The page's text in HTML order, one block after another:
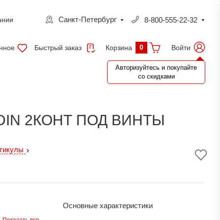
Санкт-Петербург 8-800-555-22-32
Быстрый заказ Корзина 0 Войти
Авторизуйтесь и покупайте
со скидками
2КОНТ ПОД ВИНТЫ
Основные характеристики